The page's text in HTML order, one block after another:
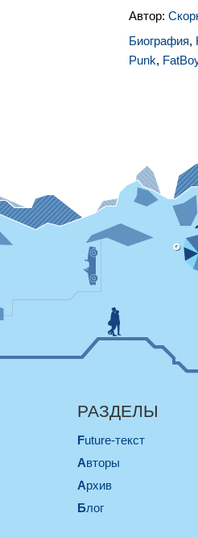
Автор:
Биография,
Punk,
РАЗДЕЛЫ
Future-текст
Авторы
Архив
Блог